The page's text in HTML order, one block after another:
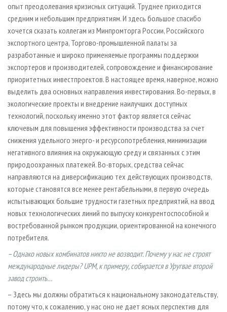
опыт преодолевания кризисных ситуаций. Труднее приходится
средним и небольшим предприятиям. И здесь большое спасибо
хочется сказать коллегам из Минпромторга России, Российского
экспортного центра, Торгово-промышленной палаты за
разработанные и широко применяемые программы поддержки
экспортеров и производителей, сопровождение и финансирование
приоритетных инвестпроектов. В настоящее время, наверное, можно
выделить два основных направления инвестирования. Во-первых, в
экологические проекты и внедрение наилучших доступных
технологий, поскольку именно этот фактор является сейчас
ключевым для повышения эффективности производства за счет
снижения удельного энерго- и ресурсопотребления, минимизации
негативного влияния на окружающую среду и связанных с этим
природоохранных платежей. Во-вторых, средства сейчас
направляются на диверсификацию тех действующих производств,
которые становятся все менее рентабельными, в первую очередь
испытывающих большие трудности газетных предприятий, на ввод
новых технологических линий по выпуску конкурентоспособной и
востребованной рынком продукции, ориентированной на конечного
потребителя.
– Однако новых комбинатов никто не возводит. Почему у нас не строят
международные лидеры? UPM, к примеру, собирается в Уругвае второй
завод строить…
– Здесь мы должны обратиться к национальному законодательству,
потому что, к сожалению, у нас оно не дает ясных перспектив для